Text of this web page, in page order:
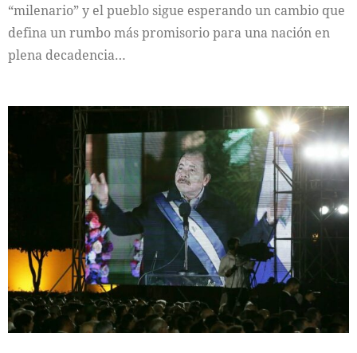
“milenario” y el pueblo sigue esperando un cambio que
defina un rumbo más promisorio para una nación en
plena decadencia…